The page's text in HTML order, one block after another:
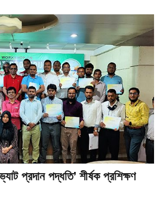
প্রদান পদ্ধতি’ শীর্ষক প্রশিক্ষণ